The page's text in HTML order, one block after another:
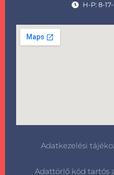
H-P: 8-
Adatkezelési
Adattörlő kód tartós